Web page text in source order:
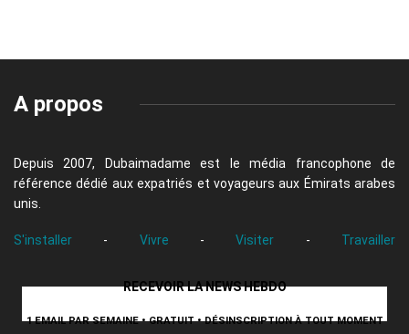
A propos
Depuis 2007, Dubaimadame est le média francophone de
référence dédié aux expatriés et voyageurs aux Émirats arabes
unis.
S'installer - Vivre - Visiter - Travailler
RECEVOIR LA NEWS HEBDO
1 EMAIL PAR SEMAINE • GRATUIT • DÉSINSCRIPTION À TOUT MOMENT